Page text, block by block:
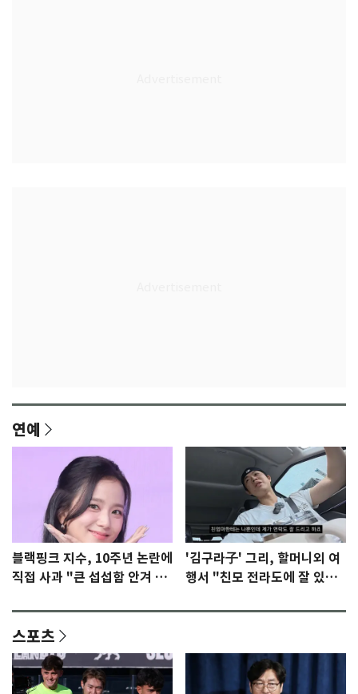
연예
블랙핑크 지수, 10주년 논란에
직접 사과 "큰 섭섭함 안겨 미
'김구라子' 그리, 할머니외 여
행서 "친모 전라도에 잘 있
스포츠